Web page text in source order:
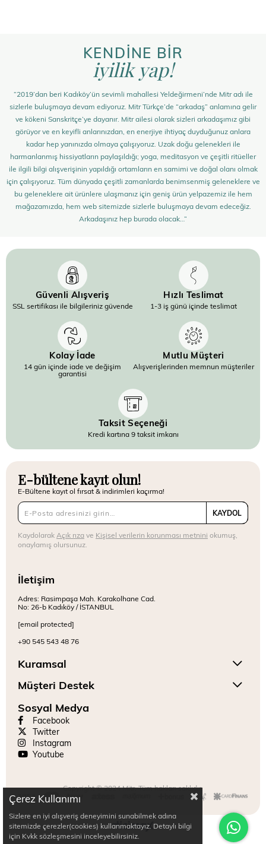
KENDİNE BİR
iyilik yap!
“2019’dan beri Kadıköy’ün sevimli mahallesi Yeldeğirmeni’nde Mitr adı ile
sizlerle buluşmaya devam ediyoruz. Mitr Türkçe’de “arkadaş” anlamına gelir
ve kökeni Sanskritçe’ye dayanır. Mitr ailesi olarak sizleri arkadaşımız gibi
görüyor ve en keyifli anlarınızdan, en enerjiye ihtiyaç duyduğunuz anlara
kadar hep yanınızda olmaya çalışıyoruz. Uzak doğu gelenekleri ile
harmanlanmış hissiyatların paylaşıldığı; yoga, meditasyon ve çeşitli ritüeller
ile ilgili bilgi alışverişinin yapıldığı ortamların en samimi ve doğal olanı olmak
için çalışıyoruz. Tüm dünyada çeşitli zamanlarda benimsenmiş geleneklere ve
bu geleneklere ait ürünlere ulaşmanız için geniş ürün yelpazemiz ile hem
mağazamızda, hem web sitemizde sizlerle buluşmaya devam edeceğiz.
Arkadaşınız hep burada olacak…”
Güvenli Alışveriş
SSL sertifikası ile bilgileriniz güvende
Hızlı Teslimat
1-3 iş günü içinde teslimat
Kolay İade
14 gün içinde iade ve değişim
garantisi
Mutlu Müşteri
Alışverişlerinden memnun müşteriler
Taksit Seçeneği
Kredi kartına 9 taksit imkanı
E-bültene kayıt olun!
E-Bültene kayıt ol fırsat & indirimleri kaçırma!
KAYDOL
Kaydolarak Açık rızave Kişisel verilerin korunması metnini okumuş,
onaylamış olursunuz.
İletişim
Adres: Rasimpaşa Mah. Karakolhane Cad.
No: 26-b Kadıköy / İSTANBUL
[email protected]
+90 545 543 48 76
Kuramsal
Müşteri Destek
Sosyal Medya
Facebook
Twitter
Instagram
Youtube
Copyright © 2024 Mitr. Tüm hakları saklıdır.
Çerez Kullanımı
Sizlere en iyi alışveriş deneyimini sunabilmek adına
sitemizde çerezler(cookies) kullanmaktayız. Detaylı bilgi
için Kvkk sözleşmesini inceleyebilirsiniz.